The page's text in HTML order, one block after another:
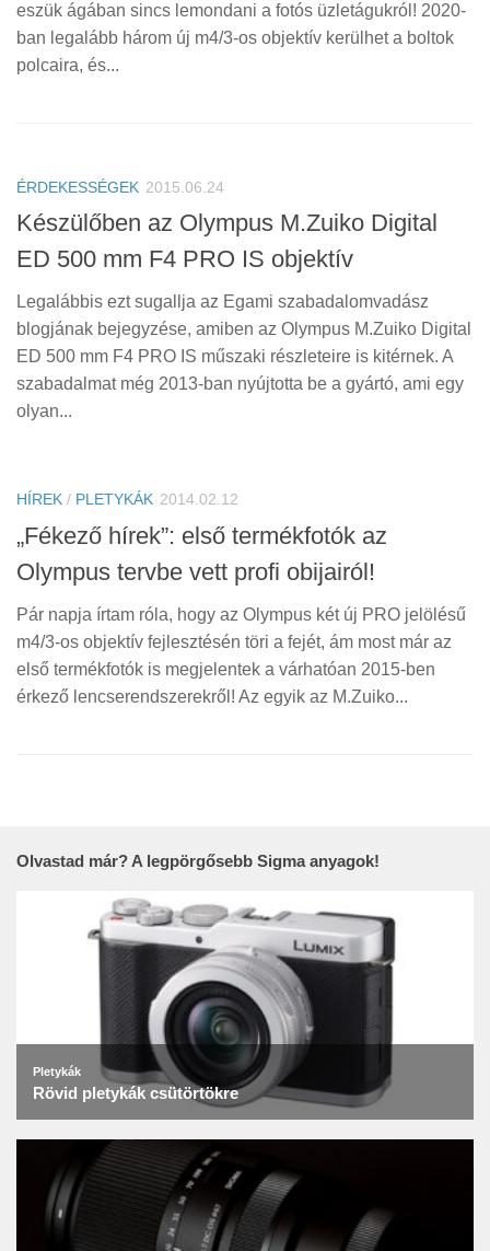
eszük ágában sincs lemondani a fotós üzletágukról! 2020-
ban legalább három új m4/3-os objektív kerülhet a boltok
polcaira, és...
ÉRDEKESSÉGEK 2015.06.24
Készülőben az Olympus M.Zuiko Digital
ED 500 mm F4 PRO IS objektív
Legalábbis ezt sugallja az Egami szabadalomvadász
blogjának bejegyzése, amiben az Olympus M.Zuiko Digital
ED 500 mm F4 PRO IS műszaki részleteire is kitérnek. A
szabadalmat még 2013-ban nyújtotta be a gyártó, ami egy
olyan...
HÍREK / PLETYKÁK 2014.02.12
„Fékező hírek”: első termékfotók az
Olympus tervbe vett profi obijairól!
Pár napja írtam róla, hogy az Olympus két új PRO jelölésű
m4/3-os objektív fejlesztésén töri a fejét, ám most már az
első termékfotók is megjelentek a várhatóan 2015-ben
érkező lencserendszerekről! Az egyik az M.Zuiko...
Olvastad már? A legpörgősebb Sigma anyagok!